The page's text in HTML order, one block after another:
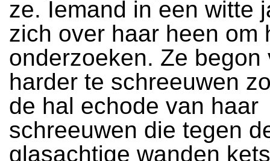
ze. Iemand in een witte
zich over haar heen om
onderzoeken. Ze begon
harder te schreeuwen
de hal echode van haar
schreeuwen die tegen
glasachtige wanden